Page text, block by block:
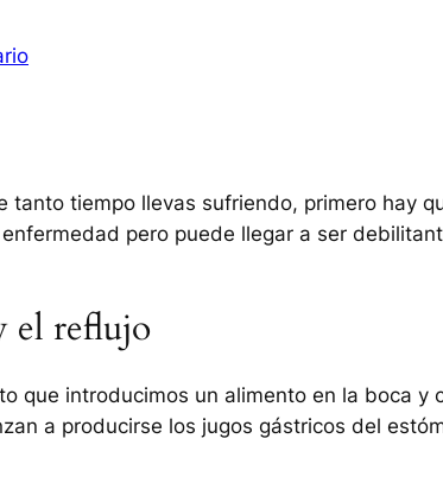
tanto tiempo llevas sufriendo, primero hay
pero puede llegar a ser
el reflujo
que introducimos un alimento en la boca
a producirse los jugos gástricos del